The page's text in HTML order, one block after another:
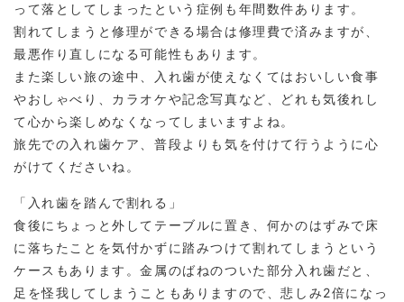
って落としてしまったという症例も年間数件あります。
割れてしまうと修理ができる場合は修理費で済みますが、
最悪作り直しになる可能性もあります。
また楽しい旅の途中、入れ歯が使えなくてはおいしい食事
やおしゃべり、カラオケや記念写真など、どれも気後れし
て心から楽しめなくなってしまいますよね。
旅先での入れ歯ケア、普段よりも気を付けて行うように心
がけてくださいね。
「入れ歯を踏んで割れる」
食後にちょっと外してテーブルに置き、何かのはずみで床
に落ちたことを気付かずに踏みつけて割れてしまうという
ケースもあります。金属のばねのついた部分入れ歯だと、
足を怪我してしまうこともありますので、悲しみ2倍になっ